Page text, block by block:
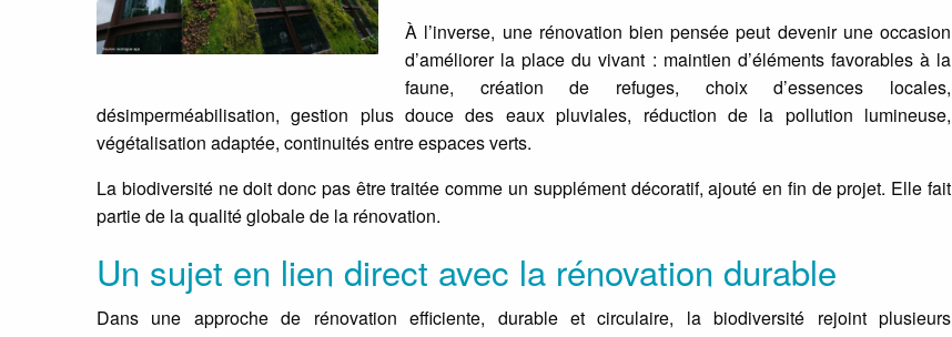
À l’inverse, une rénovation bien pensée peut devenir une occasion
d’améliorer la place du vivant : maintien d’éléments favorables à la
faune, création de refuges, choix d’essences locales,
désimperméabilisation, gestion plus douce des eaux pluviales, réduction de la pollution lumineuse,
végétalisation adaptée, continuités entre espaces verts.
La biodiversité ne doit donc pas être traitée comme un supplément décoratif, ajouté en fin de projet. Elle fait
partie de la qualité globale de la rénovation.
Un sujet en lien direct avec la rénovation durable
Dans une approche de rénovation efficiente, durable et circulaire, la biodiversité rejoint plusieurs